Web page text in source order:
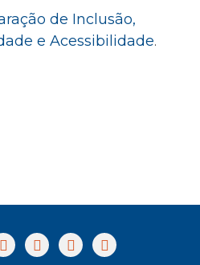
de Inclusão,
e Acessibilidade.